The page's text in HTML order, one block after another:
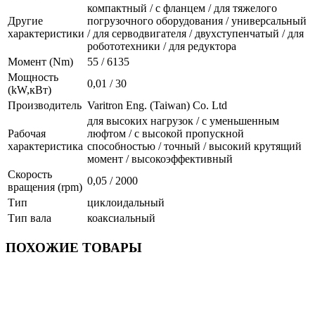
Другие
характеристики
компактный / с фланцем / для тяжелого
погрузочного оборудования / универсальный
/ для серводвигателя / двухступенчатый / для
робототехники / для редуктора
Момент (Nm)
55 / 6135
Мощность
(kW,кВт)
0,01 / 30
Производитель Varitron Eng. (Taiwan) Co. Ltd
Рабочая
характеристика
для высоких нагрузок / с уменьшенным
люфтом / с высокой пропускной
способностью / точный / высокий крутящий
момент / высокоэффективный
Скорость
вращения (rpm)
0,05 / 2000
Тип
циклоидальный
Тип вала
коаксиальный
ПОХОЖИЕ ТОВАРЫ